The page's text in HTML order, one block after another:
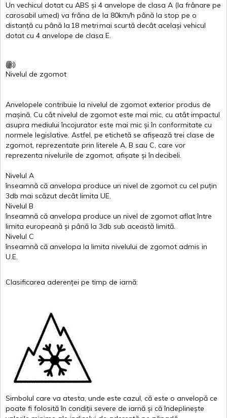
Un vechicul dotat cu ABS și 4 anvelope de clasa A (la frânare pe
carosabil umed) va frâna de la 80km/h până la stop pe o
distanță cu până la 18 metrimai scurtă decât același vehicul
dotat cu 4 anvelope de clasa E.
Nivelul de zgomot
Anvelopele contribuie la nivelul de zgomot exterior produs de
mașină. Cu cât nivelul de zgomot este mai mic, cu atât impactul
asupra mediului încojurator este mai mic și în conformitate cu
normele legislative. Astfel, pe etichetă se afișează trei clase de
zgomot, reprezentate prin literele A, B sau C, care vor
reprezenta nivelurile de zgomot, afișate și îndecibeli.
Nivelul A
înseamnă că anvelopa produce un nivel de zgomot cu cel puțin
3db mai scăzut decât limita UE.
Nivelul B
înseamnă că anvelopa produce un nivel de zgomot aflat între
limita europeană și până la 3db sub această limită.
Nivelul C
înseamnă că anvelopa la limita nivelului de zgomot admis in
U.E.
Clasificarea aderenței pe timp de iarnă:
Simbolul care va atesta, unde este cazul, că este o anvelopă ce
poate fi folosită în condiții severe de iarnă și că îndeplinește